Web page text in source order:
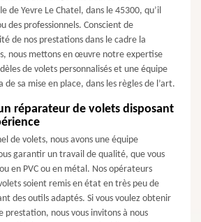
de Yevre Le Chatel, dans le 45300, qu’il
des professionnels. Conscient de
de nos prestations dans le cadre la
nous mettons en œuvre notre expertise
de volets personnalisés et une équipe
sa mise en place, dans les règles de l’art.
réparateur de volets disposant
de volets, nous avons une équipe
garantir un travail de qualité, que vous
en PVC ou en métal. Nos opérateurs
soient remis en état en très peu de
des outils adaptés. Si vous voulez obtenir
prestation, nous vous invitons à nous